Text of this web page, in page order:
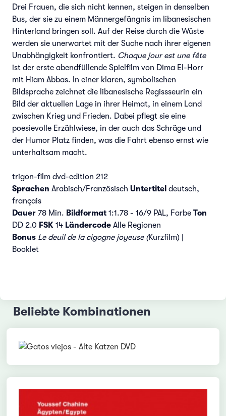
Drei Frauen, die sich nicht kennen, steigen in denselben
Bus, der sie zu einem Männergefängnis im libanesischen
Hinterland bringen soll. Auf der Reise durch die Wüste
werden sie unerwartet mit der Suche nach ihrer eigenen
Unabhängigkeit konfrontiert. Chaque jour est une fête
ist der erste abendfüllende Spielfilm von Dima El-Horr
mit Hiam Abbas. In einer klaren, symbolischen
Bildsprache zeichnet die libanesische Regissseurin ein
Bild der aktuellen Lage in ihrer Heimat, in einem Land
zwischen Krieg und Frieden. Dabei pflegt sie eine
poesievolle Erzählwiese, in der auch das Schräge und
der Humor Platz finden, was die Fahrt ebenso ernst wie
unterhaltsam macht.
trigon-film dvd-edition 212
Sprachen Arabisch/Französisch Untertitel deutsch,
français
Dauer 78 Min. Bildformat 1:1.78 - 16/9 PAL, Farbe Ton
DD 2.0 FSK 14 Ländercode Alle Regionen
Bonus Le deuil de la cigogne joyeuse (Kurzfilm) |
Booklet
Beliebte Kombinationen